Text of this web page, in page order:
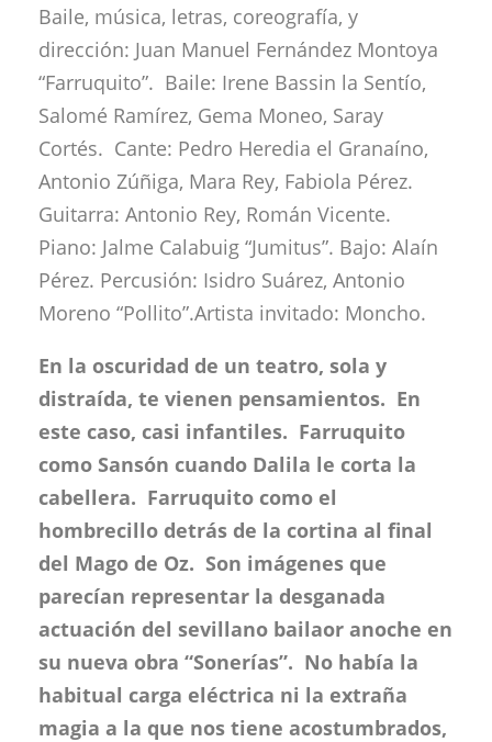
Baile, música, letras, coreografía, y
dirección: Juan Manuel Fernández Montoya
“Farruquito”. Baile: Irene Bassin la Sentío,
Salomé Ramírez, Gema Moneo, Saray
Cortés. Cante: Pedro Heredia el Granaíno,
Antonio Zúñiga, Mara Rey, Fabiola Pérez.
Guitarra: Antonio Rey, Román Vicente.
Piano: Jalme Calabuig “Jumitus”. Bajo: Alaín
Pérez. Percusión: Isidro Suárez, Antonio
Moreno “Pollito”.Artista invitado: Moncho.
En la oscuridad de un teatro, sola y
distraída, te vienen pensamientos. En
este caso, casi infantiles. Farruquito
como Sansón cuando Dalila le corta la
cabellera. Farruquito como el
hombrecillo detrás de la cortina al final
del Mago de Oz. Son imágenes que
parecían representar la desganada
actuación del sevillano bailaor anoche en
su nueva obra “Sonerías”. No había la
habitual carga eléctrica ni la extraña
magia a la que nos tiene acostumbrados,